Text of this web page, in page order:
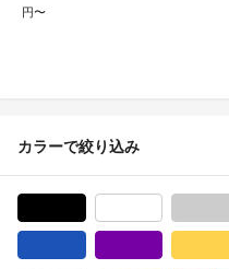
円〜
カラーで絞り込み